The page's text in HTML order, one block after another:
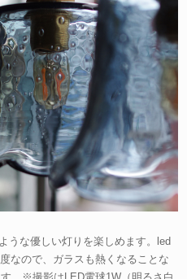
うな優しい灯りを楽しめます。led
なので、ガラスも熱くなることな